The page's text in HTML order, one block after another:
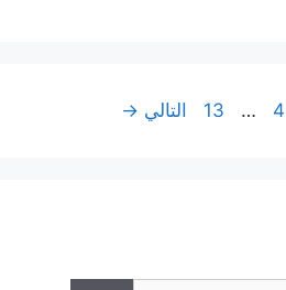
4
…
13 التالي →